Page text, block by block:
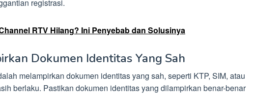
registrasi.
RTV Hilang? Ini Penyebab dan Solusinya
Dokumen Identitas Yang Sah
melampirkan dokumen identitas yang sah, seperti KTP, SIM, atau
berlaku. Pastikan dokumen identitas yang dilampirkan benar-benar